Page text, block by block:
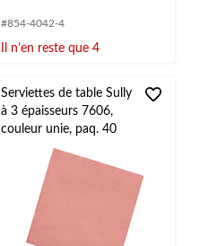
#854-4042-4
Il n’en reste que 4
Serviettes de table Sully
à 3 épaisseurs 7606,
couleur unie, paq. 40